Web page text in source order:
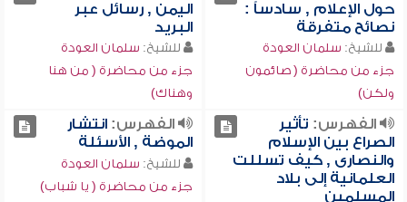
حول الإعلام , سادساً :
نصائح متفرقة
للشيخ: سلمان العودة
جزء من محاضرة ( صائمون
ولكن)
اليمن , رسائل عبر
البريد
للشيخ: سلمان العودة
جزء من محاضرة ( من هنا
وهناك)
الفهرس: تأثير
الصراع بين الإسلام
والنصارى , كيف تسللت
العلمانية إلى بلاد
المسلمين
الفهرس:انتشار
الموضة , الأسئلة
للشيخ: سلمان العودة
جزء من محاضرة ( يا شباب)